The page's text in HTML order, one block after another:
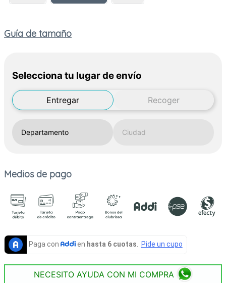
Guía de tamaño
Selecciona tu lugar de envío
Entregar Recoger
Medios de pago
NECESITO AYUDA CON MI COMPRA